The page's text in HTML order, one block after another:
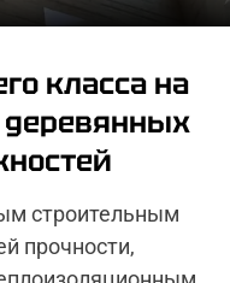
класса на
деревянных
строительным
прочности,